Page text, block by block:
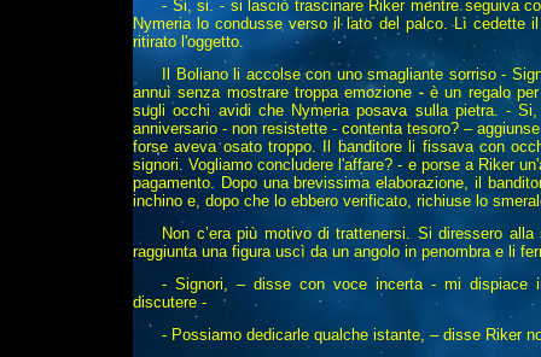
- Si, si. - si lasciò trascinare Riker mentre seguiva
Nymeria lo condusse verso il lato del palco. Lì cedette
ritirato l'oggetto.
Il Boliano li accolse con uno smagliante sorriso -
annuì senza mostrare troppa emozione - è un regalo
sugli occhi avidi che Nymeria posava sulla pietra. -
anniversario - non resistette - contenta tesoro? –
forse aveva osato troppo. Il banditore li fissava con
signori. Vogliamo concludere l'affare? - e porse a Riker
pagamento. Dopo una brevissima elaborazione, il
inchino e, dopo che lo ebbero verificato, richiuse lo
Non c’era più motivo di trattenersi. Si diressero
raggiunta una figura uscì da un angolo in penombra e li
- Signori, – disse con voce incerta - mi dispiace
discutere -
- Possiamo dedicarle qualche istante, – disse Riker